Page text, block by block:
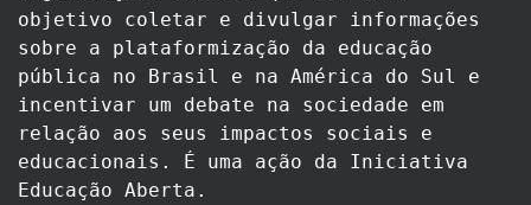
objetivo coletar e divulgar informações
sobre a plataformização da educação
pública no Brasil e na América do Sul e
incentivar um debate na sociedade em
relação aos seus impactos sociais e
educacionais. É uma ação da Iniciativa
Educação Aberta.